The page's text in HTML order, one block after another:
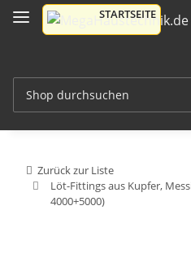
Zurück zur Liste
Löt-Fittings aus Kupfer,
4000+5000)